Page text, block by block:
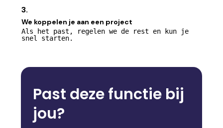
3.
We koppelen je aan een project
Als het past, regelen we de rest en kun je
snel starten.
Past deze functie bij
jou?